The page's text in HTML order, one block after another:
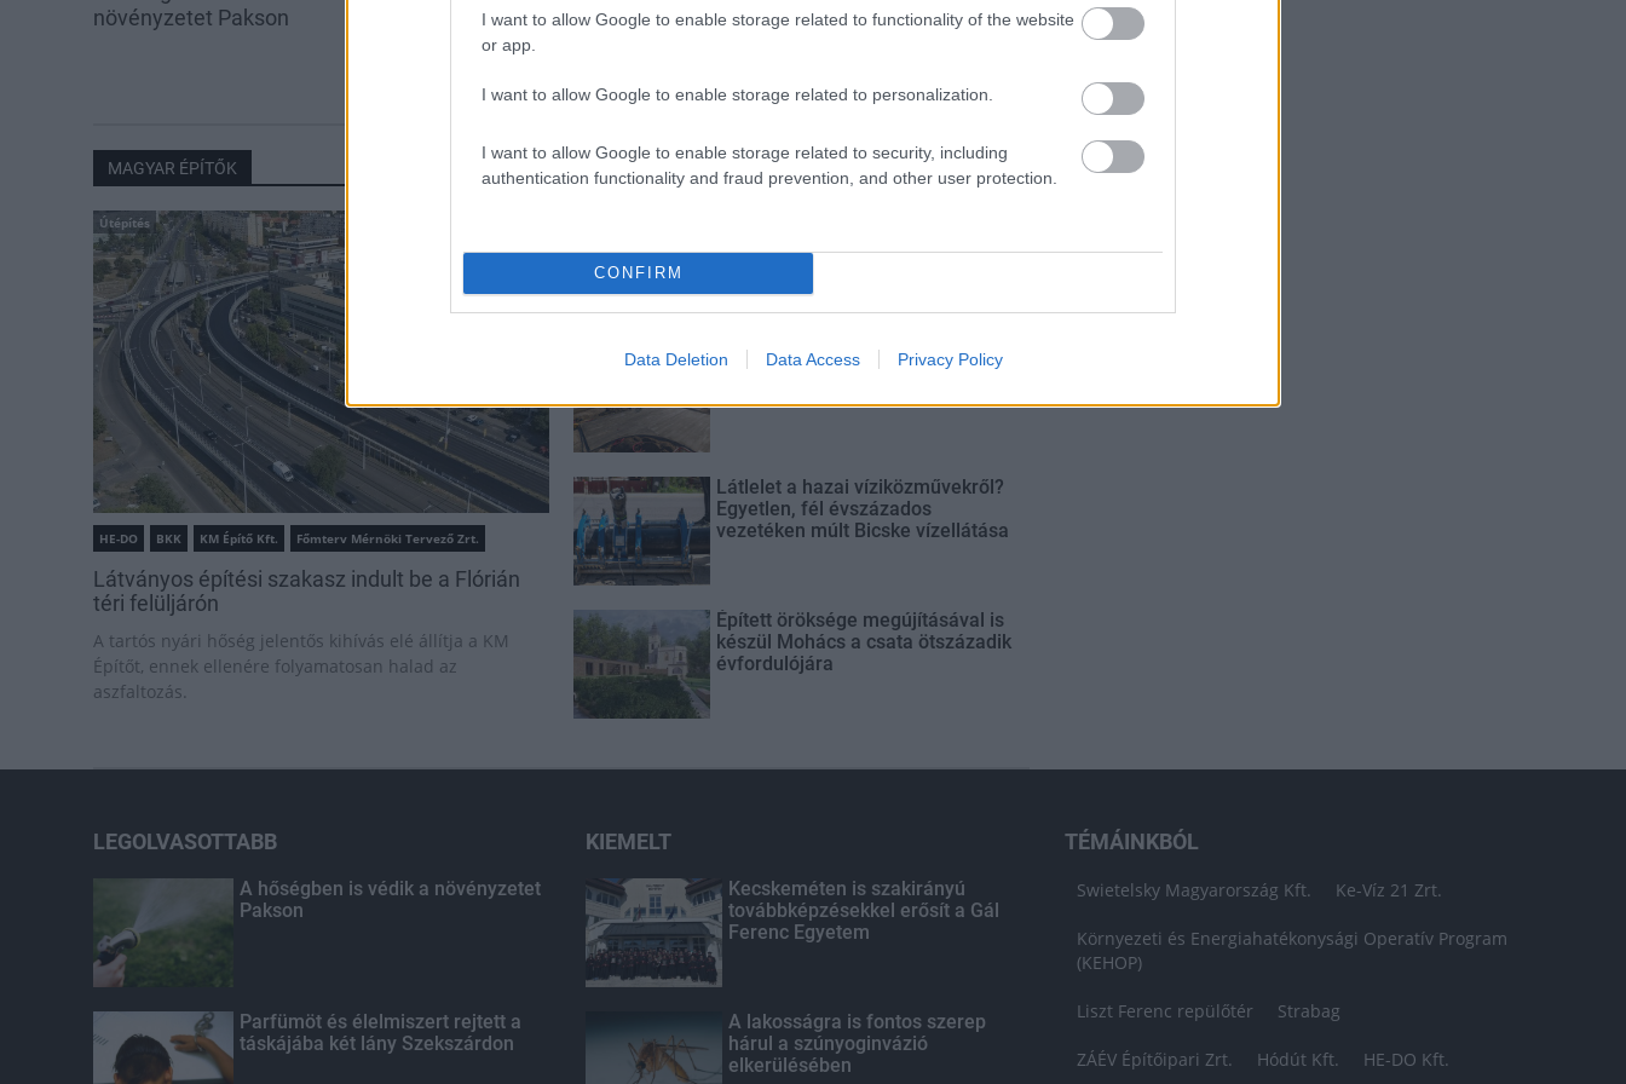
I want to allow Google to enable storage related to functionality of the website
or app.
I want to allow Google to enable storage related to personalization.
I want to allow Google to enable storage related to security, including
authentication functionality and fraud prevention, and other user protection.
CONFIRM
Data Deletion Data Access Privacy Policy
növényzetet Pakson
segítség a paksi
iskolakezdéshez
fordulat bizakodásra ad okot
MAGYAR ÉPÍTŐK
Útépítés
HE-DO BKK KM Építő Kft. Főmterv Mérnöki Tervező Zrt.
Látványos építési szakasz indult be a Flórián
téri felüljárón
A tartós nyári hőség jelentős kihívás elé állítja a KM
Építőt, ennek ellenére folyamatosan halad az
aszfaltozás.
Elkészült a Liszt Ferenc repülőtér
közelében lévő logisztikai bázis út-
Látlelet a hazai víziközművekről?
Egyetlen, fél évszázados
vezetéken múlt Bicske vízellátása
Épített öröksége megújításával is
készül Mohács a csata ötszázadik
évfordulójára
LEGOLVASOTTABB
A hőségben is védik a növényzetet
Pakson
Parfümöt és élelmiszert rejtett a
táskájába két lány Szekszárdon
KIEMELT
Kecskeméten is szakirányú
továbbképzésekkel erősít a Gál
Ferenc Egyetem
A lakosságra is fontos szerep
hárul a szúnyoginvázió
elkerülésében
TÉMÁINKBÓL
Swietelsky Magyarország Kft. Ke-Víz 21 Zrt.
Környezeti és Energiahatékonysági Operatív Program
(KEHOP)
Liszt Ferenc repülőtér Strabag
ZÁÉV Építőipari Zrt. Hódút Kft. HE-DO Kft.